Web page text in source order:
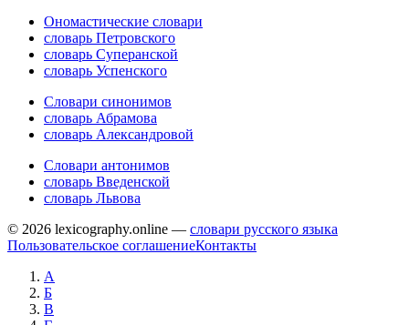
Ономастические словари
словарь Петровского
словарь Суперанской
словарь Успенского
Словари синонимов
словарь Абрамова
словарь Александровой
Словари антонимов
словарь Введенской
словарь Львова
© 2026 lexicography.online — словари русского языка
Пользовательское соглашениеКонтакты
А
Б
В